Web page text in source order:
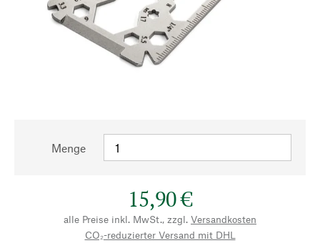
Menge
15,90 €
alle Preise inkl. MwSt., zzgl. Versandkosten
CO₂-reduzierter Versand mit DHL